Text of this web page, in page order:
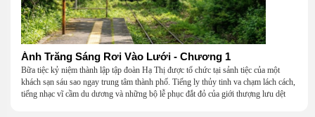
Ánh Trăng Sáng Rơi Vào Lưới - Chương 1
Bữa tiệc kỷ niệm thành lập tập đoàn Hạ Thị được tổ chức tại sảnh tiệc của một
khách sạn sáu sao ngay trung tâm thành phố. Tiếng ly thủy tinh va chạm lách cách,
tiếng nhạc vĩ cầm du dương và những bộ lễ phục đắt đỏ của giới thượng lưu dệt